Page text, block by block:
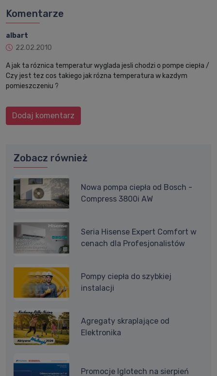
Komentarze
albart
22.02.2010
A jak ta róznica temperatur wyglada jesli chodzi o pompe ciepła /
Czy jest tez cos takiego jak rózna temperatura w kazdym
pomieszczeniu ?
Dodaj komentarz
Zobacz również
Nowa pompa ciepła od Bosch -
Compress 3800i AW
Seria Hisense Expert Comfort w
cenach dla Profesjonalistów
Pompy ciepła do szybkiej
instalacji
Agregaty skraplające od
Elektronika
Promocje Iglotech na sierpień